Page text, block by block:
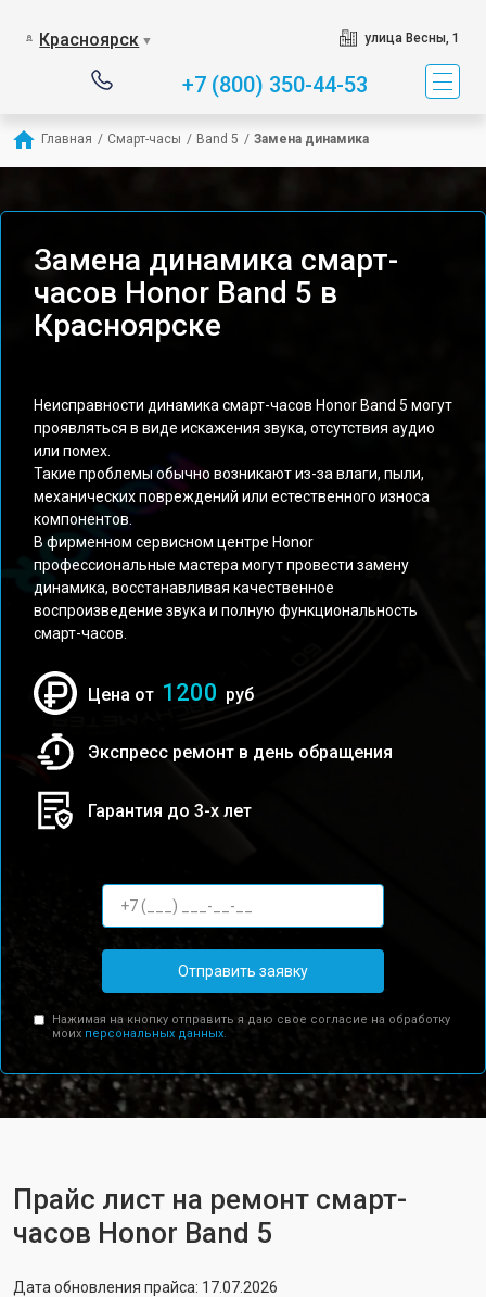
Красноярск ▼ улица Весны, 1
+7 (800) 350-44-53
Главная / Смарт-часы / Band 5 / Замена динамика
Замена динамика смарт-
часов Honor Band 5 в
Красноярске
Неисправности динамика смарт-часов Honor Band 5 могут
проявляться в виде искажения звука, отсутствия аудио
или помех.
Такие проблемы обычно возникают из-за влаги, пыли,
механических повреждений или естественного износа
компонентов.
В фирменном сервисном центре Honor
профессиональные мастера могут провести замену
динамика, восстанавливая качественное
воспроизведение звука и полную функциональность
смарт-часов.
Цена от 1200 руб
Экспресс ремонт в день обращения
Гарантия до 3-х лет
Отправить заявку
Нажимая на кнопку отправить я даю свое согласие на обработку
моих персональных данных.
Прайс лист на ремонт смарт-
часов Honor Band 5
Дата обновления прайса: 17.07.2026